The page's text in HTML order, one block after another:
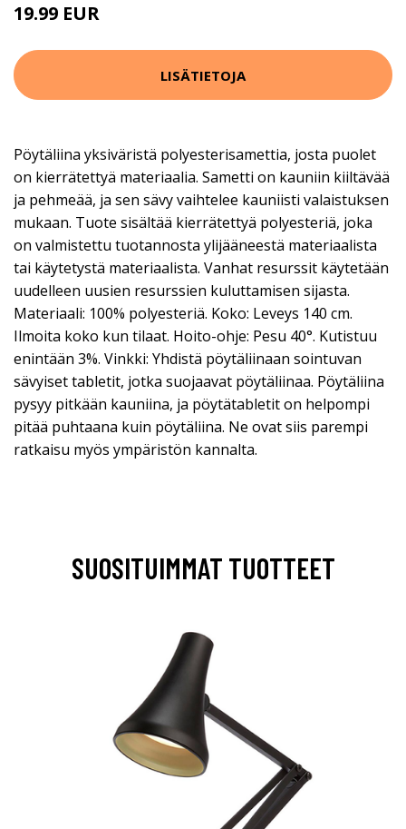
19.99 EUR
LISÄTIETOJA
Pöytäliina yksiväristä polyesterisamettia, josta puolet
on kierrätettyä materiaalia. Sametti on kauniin kiiltävää
ja pehmeää, ja sen sävy vaihtelee kauniisti valaistuksen
mukaan. Tuote sisältää kierrätettyä polyesteriä, joka
on valmistettu tuotannosta ylijääneestä materiaalista
tai käytetystä materiaalista. Vanhat resurssit käytetään
uudelleen uusien resurssien kuluttamisen sijasta.
Materiaali: 100% polyesteriä. Koko: Leveys 140 cm.
Ilmoita koko kun tilaat. Hoito-ohje: Pesu 40°. Kutistuu
enintään 3%. Vinkki: Yhdistä pöytäliinaan sointuvan
sävyiset tabletit, jotka suojaavat pöytäliinaa. Pöytäliina
pysyy pitkään kauniina, ja pöytätabletit on helpompi
pitää puhtaana kuin pöytäliina. Ne ovat siis parempi
ratkaisu myös ympäristön kannalta.
SUOSITUIMMAT TUOTTEET